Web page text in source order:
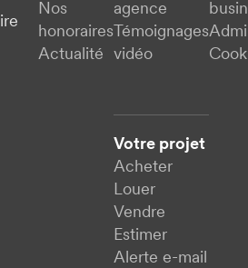
Nos
honoraires
Actualité
agence
Témoignages
vidéo
Votre projet
Acheter
Louer
Vendre
Estimer
Alerte e-mail